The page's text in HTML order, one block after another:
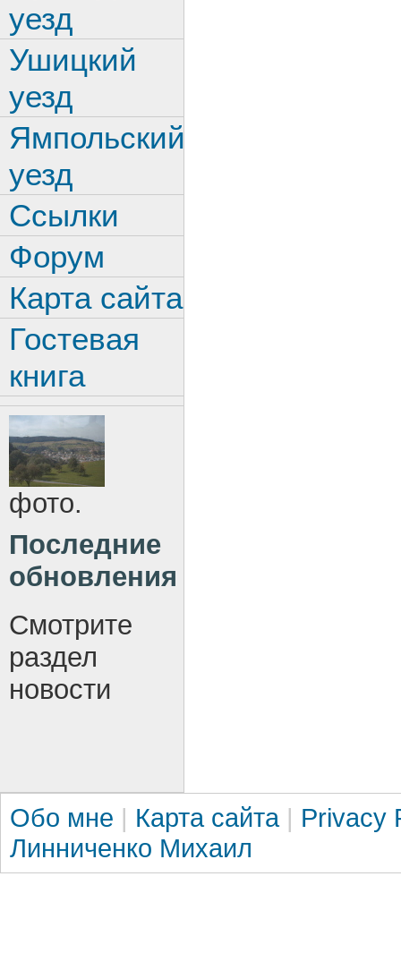
уезд
Ушицкий
уезд
Ямпольский
уезд
Ссылки
Форум
Карта сайта
Гостевая
книга
фото.
Последние
обновления
Смотрите
раздел
новости
Обо мне | Карта сайта | Privacy
Линниченко Михаил